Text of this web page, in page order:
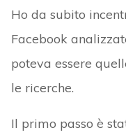
Ho da subito
Facebook
poteva essere
le ricerche.
Il primo passo è